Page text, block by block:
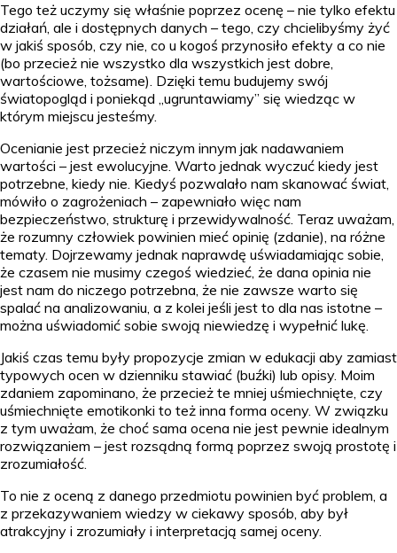
Tego też uczymy się właśnie poprzez ocenę – nie tylko efektu
działań, ale i dostępnych danych – tego, czy chcielibyśmy żyć
w jakiś sposób, czy nie, co u kogoś przynosiło efekty a co nie
(bo przecież nie wszystko dla wszystkich jest dobre,
wartościowe, tożsame). Dzięki temu budujemy swój
światopogląd i poniekąd „ugruntawiamy” się wiedząc w
którym miejscu jesteśmy.
Ocenianie jest przecież niczym innym jak nadawaniem
wartości – jest ewolucyjne. Warto jednak wyczuć kiedy jest
potrzebne, kiedy nie. Kiedyś pozwalało nam skanować świat,
mówiło o zagrożeniach – zapewniało więc nam
bezpieczeństwo, strukturę i przewidywalność. Teraz uważam,
że rozumny człowiek powinien mieć opinię (zdanie), na różne
tematy. Dojrzewamy jednak naprawdę uświadamiając sobie,
że czasem nie musimy czegoś wiedzieć, że dana opinia nie
jest nam do niczego potrzebna, że nie zawsze warto się
spalać na analizowaniu, a z kolei jeśli jest to dla nas istotne –
można uświadomić sobie swoją niewiedzę i wypełnić lukę.
Jakiś czas temu były propozycje zmian w edukacji aby zamiast
typowych ocen w dzienniku stawiać (buźki) lub opisy. Moim
zdaniem zapominano, że przecież te mniej uśmiechnięte, czy
uśmiechnięte emotikonki to też inna forma oceny. W związku
z tym uważam, że choć sama ocena nie jest pewnie idealnym
rozwiązaniem – jest rozsądną formą poprzez swoją prostotę i
zrozumiałość.
To nie z oceną z danego przedmiotu powinien być problem, a
z przekazywaniem wiedzy w ciekawy sposób, aby był
atrakcyjny i zrozumiały i interpretacją samej oceny.